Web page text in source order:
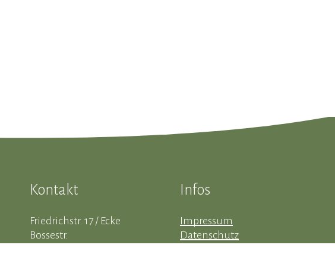
Kontakt
Friedrichstr. 17 / Ecke
Bossestr.
Infos
Impressum
Datenschutz